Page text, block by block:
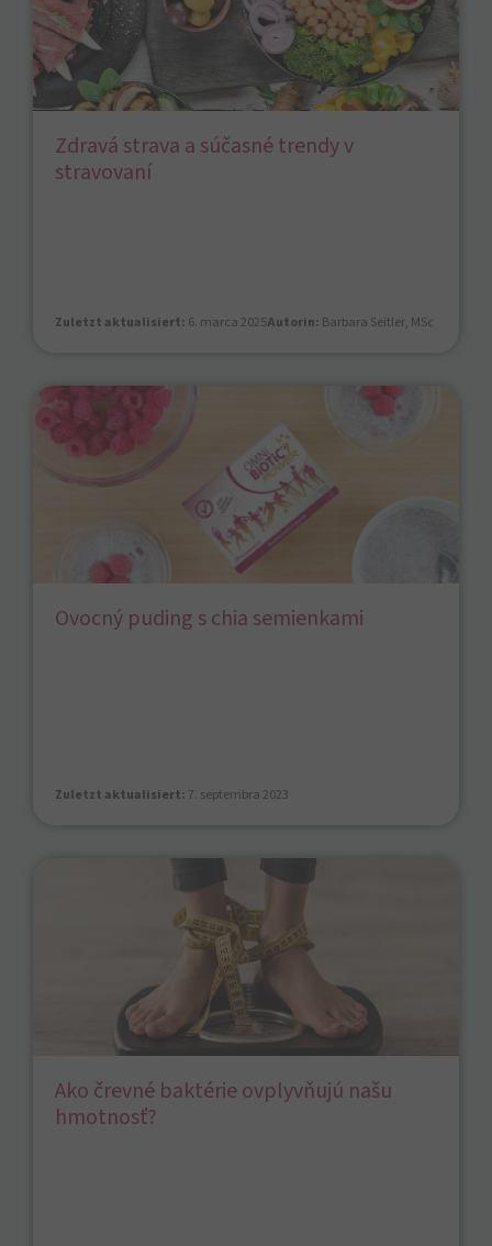
Zdravá strava a súčasné trendy v
stravovaní
Zuletzt aktualisiert: 6. marca 2025Autorin: Barbara Seitler, MSc
Ovocný puding s chia semienkami
Zuletzt aktualisiert: 7. septembra 2023
Ako črevné baktérie ovplyvňujú našu
hmotnosť?